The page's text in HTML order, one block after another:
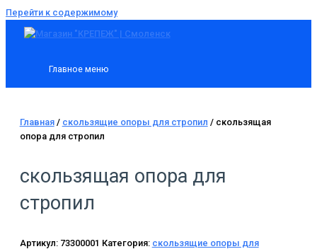
Перейти к содержимому
Главное меню
Главная/ скользящие опоры для стропил / скользящая
опора для стропил
скользящая опора для
стропил
Артикул: 73300001 Категория: скользящие опоры для